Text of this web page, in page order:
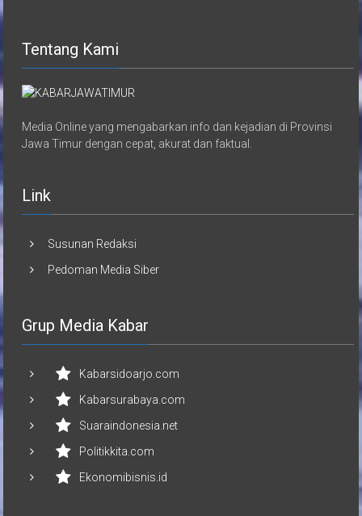
Tentang Kami
Media Online yang mengabarkan info dan kejadian di Provinsi
Jawa Timur dengan cepat, akurat dan faktual.
Link
Susunan Redaksi
Pedoman Media Siber
Grup Media Kabar
Kabarsidoarjo.com
Kabarsurabaya.com
Suaraindonesia.net
Politikkita.com
Ekonomibisnis.id